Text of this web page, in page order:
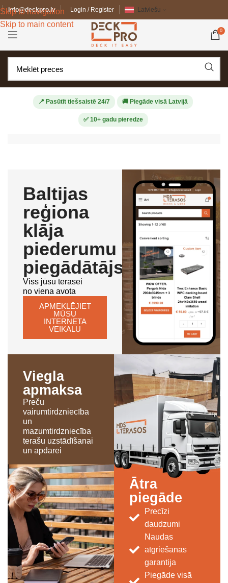
Skip to navigation
Skip to main content
info@deckpro.lv Login / Register Latviešu
0
📍 Pasūtīt tiešsaistē 24/7 🚚 Piegāde visā Latvijā
✅ 10+ gadu pieredze
Baltijas
reģiona
klāja
piederumu
piegādātājs
Viss jūsu terasei
no viena avota
APMEKLĒJIET
MŪSU
INTERNETA
VEIKALU
Viegla
apmaksa
Preču
vairumtirdzniecība
un
mazumtirdzniecība
terašu uzstādīšanai
un apdarei
Ātra
piegāde
Precīzi
daudzumi
Naudas
atgriešanas
garantija
Piegāde visā